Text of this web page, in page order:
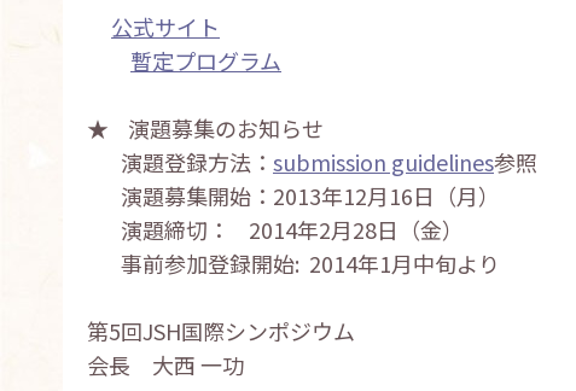
公式サイト
暫定プログラム
★ 演題募集のお知らせ
演題登録方法： submission guidelines参照
演題募集開始：2013年12月16日（月）
演題締切： 2014年2月28日（金）
事前参加登録開始: 2014年1月中旬より
第5回JSH国際シンポジウム
会長 大西 一功